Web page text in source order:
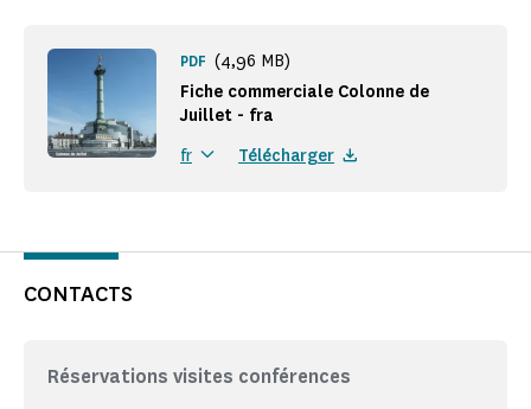
Fiche commerciale Colonne de
Juillet - fra
PDF (4,96 MB)
fr Télécharger
CONTACTS
Réservations visites conférences